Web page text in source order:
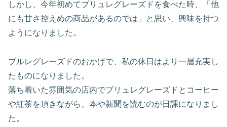
しかし、今年初めてブリュレグレーズドを食べた時、「他
にも甘さ控えめの商品があるのでは」と思い、興味を持つ
ようになりました。
ブルレグレーズドのおかげで、私の休日はより一層充実し
たものになりました。
落ち着いた雰囲気の店内でブリュレグレーズドとコーヒー
や紅茶を頂きながら、本や新聞を読むのが日課になりまし
た。